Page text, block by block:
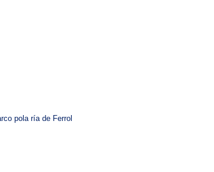
pola ría de Ferrol